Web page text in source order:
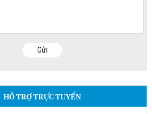
Gửi
HỖ TRỢ TRỰC TUYẾN